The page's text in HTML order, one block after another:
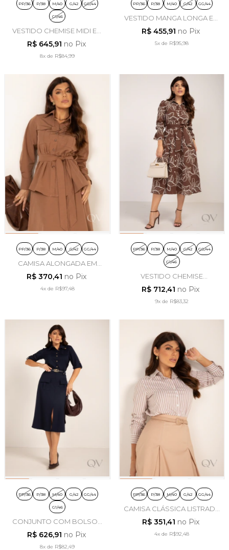
PP/36 P/38 M/40 G/42 GG/44
G1/46
VESTIDO CHEMISE MIDI EM
ALGODÃO BORDADO
PRETO - LEKAZIS
R$ 645,91 no Pix
8x de R$84,99
PP/36 P/38 M/40 G/42 GG/44
VESTIDO MANGA LONGA EM
ALFAIATARIA BORDÔ -
LEKAZIS
R$ 455,91 no Pix
5xde R$95,98
PP/36 P/38 M/40 G/42 GG/44
CAMISA ALONGADA EM
COTTON COAT CARAMELO -
LEKAZIS
R$ 370,41 no Pix
4xde R$97,48
PP/36 P/38 M/40 G/42 GG/44
G1/46
VESTIDO CHEMISE
BORDADO EM LAISE
MARROM - LEKAZIS
R$ 712,41 no Pix
9xde R$83,32
PP/36 P/38 M/40 G/42 GG/44
G1/46
CONJUNTO COM BOLSOS
EM ALFAIATARIA AZUL
MARINHO - LEKAZIS
R$ 626,91 no Pix
8x de R$82,49
PP/36 P/38 M/40 G/42 GG/44
CAMISA CLÁSSICA LISTRADA
EM TRICOLINE NUDE -
LEKAZIS
R$ 351,41 no Pix
4xde R$92,48